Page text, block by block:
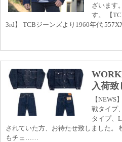
ざいます
す。 【
3rd】 TCBジーンズより1960年代
入荷致
【NEWS
戦タイプ
タイプ、
されていた方、お待たせ致しました。
もチェ……